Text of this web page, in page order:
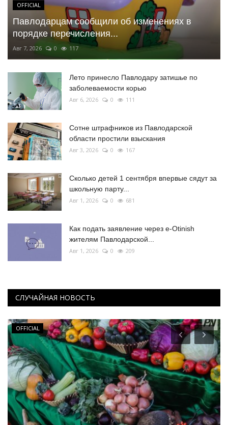
OFFICIAL
Павлодарцам сообщили об изменениях в
порядке перечисления...
Авг 7, 2026 0 117
Лето принесло Павлодару затишье по
заболеваемости корью
Авг 6, 2026 0 111
Сотне штрафников из Павлодарской
области простили взыскания
Авг 3, 2026 0 167
Сколько детей 1 сентября впервые сядут за
школьную парту...
Авг 1, 2026 0 681
Как подать заявление через e-Otinish
жителям Павлодарской...
Авг 1, 2026 0 209
СЛУЧАЙНАЯ НОВОСТЬ
OFFICIAL